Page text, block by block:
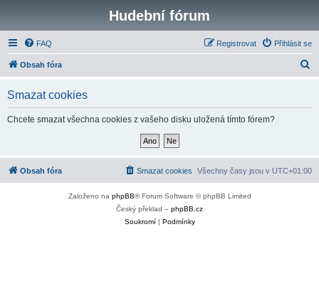
Hudební fórum
FAQ Přihlásit se
Registrovat
Obsah fóra
Smazat cookies
Chcete smazat všechna cookies z vašeho disku uložená tímto fórem?
Obsah fóra Všechny časy jsou v UTC+01:00
Smazat cookies
Založeno na phpBB® Forum Software © phpBB Limited
Český překlad – phpBB.cz
Soukromí| Podmínky